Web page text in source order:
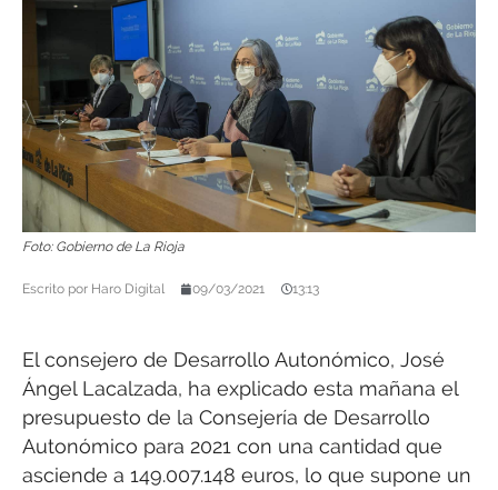
Foto: Gobierno de La Rioja
Escrito por Haro Digital 09/03/2021 13:13
El consejero de Desarrollo Autonómico, José
Ángel Lacalzada, ha explicado esta mañana el
presupuesto de la Consejería de Desarrollo
Autonómico para 2021 con una cantidad que
asciende a 149.007.148 euros, lo que supone un